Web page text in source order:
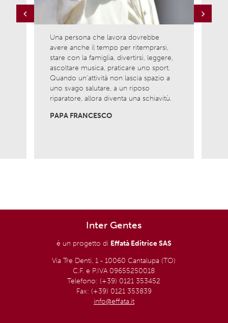
Una persona che lavora dovrebbe
avere anche il tempo per ritemprarsi,
stare con la famiglia, divertirsi, leggere,
ascoltare musica, praticare uno sport.
Quando un’attività non lascia spazio a
uno svago salutare, a un riposo
riparatore, allora diventa una schiavitù.
PAPA FRANCESCO
Previous
Inter Gentes
è un progetto di Effatà Editrice SAS
Via Tre Denti, 1 - 10060 Cantalupa (TO)
C.F. e P.IVA 09655250018
Telefono: (+39) 0121 353452
Fax: (+39) 0121 353839
info@effata.it